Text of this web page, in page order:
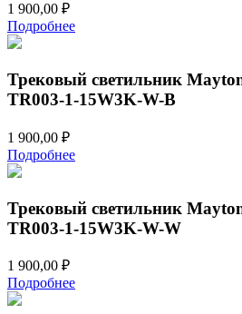
1 900,00 ₽
Подробнее
Трековый светильник
TR003-1-15W3K-W-B
1 900,00 ₽
Подробнее
Трековый светильник
TR003-1-15W3K-W-W
1 900,00 ₽
Подробнее